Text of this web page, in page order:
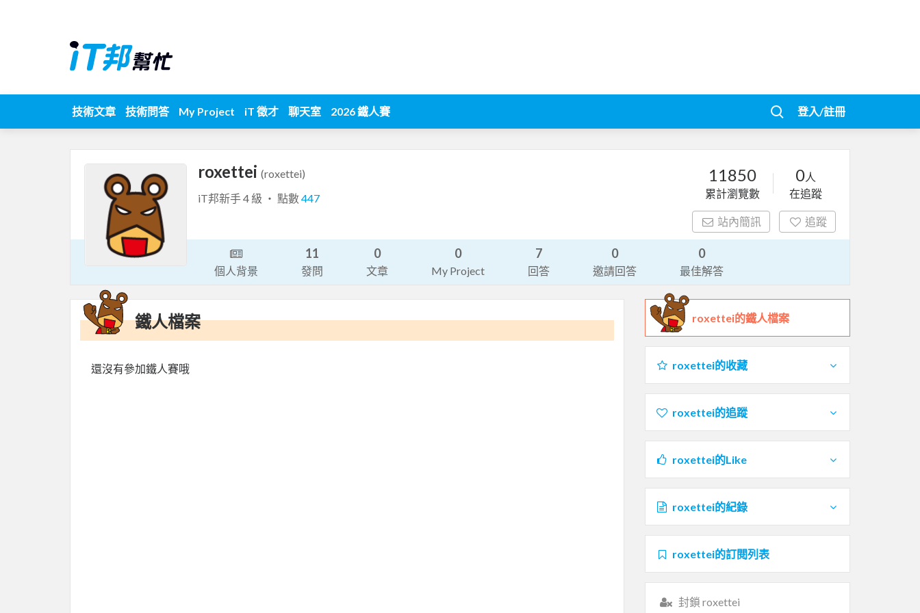
技術文章 技術問答 My Project iT 徵才 聊天室 2026 鐵人賽 登入/註冊
roxettei (roxettei)
iT邦新手 4 級 ‧ 點數447
11850
累計瀏覽數
0人
在追蹤
站內簡訊 追蹤
個人背景
11
發問
0
文章
0
My Project
7
回答
0
邀請回答
0
最佳解答
鐵人檔案
還沒有參加鐵人賽哦
roxettei的鐵人檔案
roxettei的收藏
roxettei的追蹤
roxettei的Like
roxettei的紀錄
roxettei的訂閱列表
封鎖 roxettei